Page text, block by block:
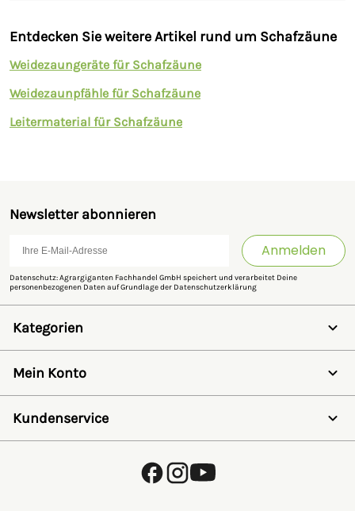
Entdecken Sie weitere Artikel rund um Schafzäune
Weidezaungeräte für Schafzäune
Weidezaunpfähle für Schafzäune
Leitermaterial für Schafzäune
Newsletter abonnieren
Anmelden
Datenschutz: Agrargiganten Fachhandel GmbH speichert und verarbeitet Deine
personenbezogenen Daten auf Grundlage der Datenschutzerklärung
Kategorien
Weidezaun
Schermaschinen
Futter- & Tränkesysteme
Haus, Hof & Stall
SALE
Mein Konto
Anmelden
Registrieren
Wunschzettel
Passwort vergessen
Kundenservice
Häufig gestellte Fragen
Kostenlose Fachberatung